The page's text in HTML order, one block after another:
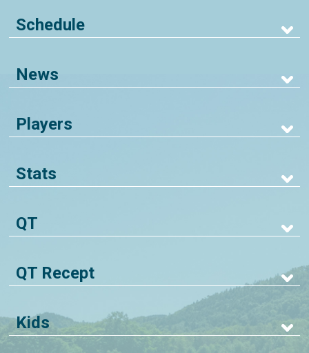
Schedule
News
Players
Stats
QT
QT Recept
Kids